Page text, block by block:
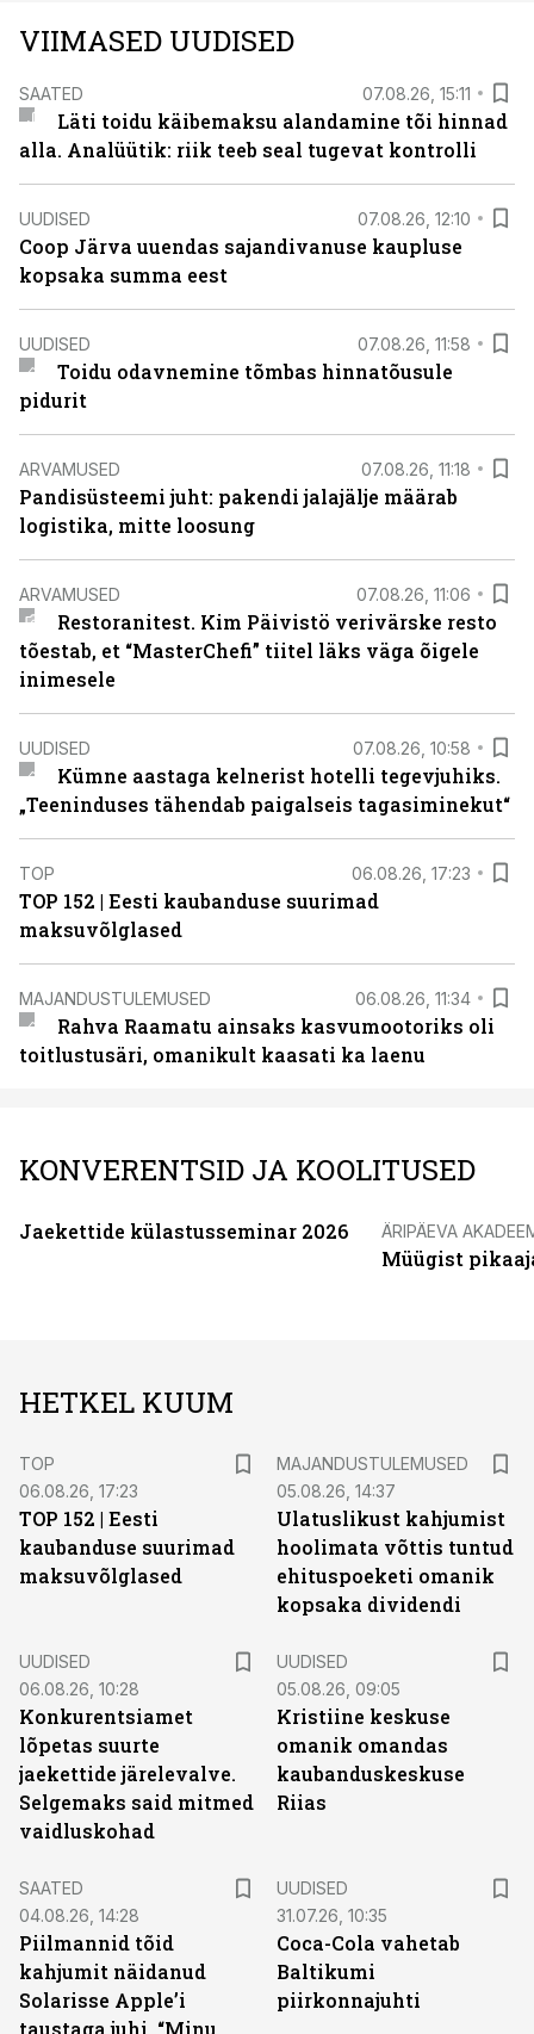
VIIMASED UUDISED
SAATED 07.08.26, 15:11
Läti toidu käibemaksu alandamine tõi hinnad
alla. Analüütik: riik teeb seal tugevat kontrolli
UUDISED 07.08.26, 12:10
Coop Järva uuendas sajandivanuse kaupluse
kopsaka summa eest
UUDISED 07.08.26, 11:58
Toidu odavnemine tõmbas hinnatõusule
pidurit
ARVAMUSED 07.08.26, 11:18
Pandisüsteemi juht: pakendi jalajälje määrab
logistika, mitte loosung
ARVAMUSED 07.08.26, 11:06
Restoranitest. Kim Päivistö verivärske resto
tõestab, et “MasterChefi” tiitel läks väga õigele
inimesele
UUDISED 07.08.26, 10:58
Kümne aastaga kelnerist hotelli tegevjuhiks.
„Teeninduses tähendab paigalseis tagasiminekut“
TOP 06.08.26, 17:23
TOP 152 | Eesti kaubanduse suurimad
maksuvõlglased
MAJANDUSTULEMUSED 06.08.26, 11:34
Rahva Raamatu ainsaks kasvumootoriks oli
toitlustusäri, omanikult kaasati ka laenu
KONVERENTSID JA KOOLITUSED
Jaekettide külastusseminar 2026 ÄRIPÄEVA
Müügist
HETKEL KUUM
TOP
06.08.26, 17:23
TOP 152 | Eesti
kaubanduse suurimad
maksuvõlglased
MAJANDUSTULEMUSED
05.08.26, 14:37
Ulatuslikust kahjumist
hoolimata võttis tuntud
ehituspoeketi omanik
kopsaka dividendi
UUDISED
06.08.26, 10:28
Konkurentsiamet
lõpetas suurte
jaekettide järelevalve.
Selgemaks said mitmed
vaidluskohad
UUDISED
05.08.26, 09:05
Kristiine keskuse
omanik omandas
kaubanduskeskuse
Riias
SAATED
04.08.26, 14:28
Piilmannid tõid
kahjumit näidanud
Solarisse Apple’i
taustaga juhi. “Minu
UUDISED
31.07.26, 10:35
Coca-Cola vahetab
Baltikumi
piirkonnajuhti